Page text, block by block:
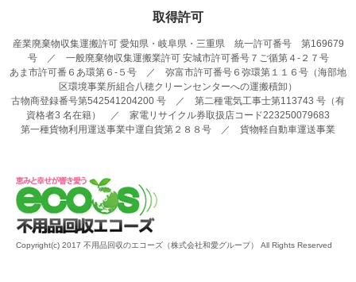
取得許可
産業廃棄物収集運搬許可 愛知県・岐阜県・三重県 統一許可番号 第169679
号 ／ 一般廃棄物収集運搬業許可 安城市許可番号７ご循第４-２７号
あま市許可番６あ環第６-５号 ／ 弥富市許可番号６弥環第１１６号（海部地
区環境事業所組合八穂クリーンセンターへの運搬積卸）
古物商登録番号第542541204200 号 ／ 第二種電気工事士第113743 号（有
資格者3 名在籍） ／ 家電リサイクル券取扱店コード223250079683
第一種貨物利用運送事業中運自貨第２８８号 ／ 貨物軽自動車運送事業
Copyright(c) 2017 不用品回収のエコーズ（株式会社和愛グループ） All Rights Reserved